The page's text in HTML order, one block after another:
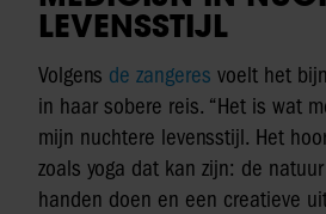
LEVENSSTIJL
Volgens de zangeres voelt het
in haar sobere reis. “Het is wat
mijn nuchtere levensstijl. Het
zoals yoga dat kan zijn: de
handen doen en een creatieve